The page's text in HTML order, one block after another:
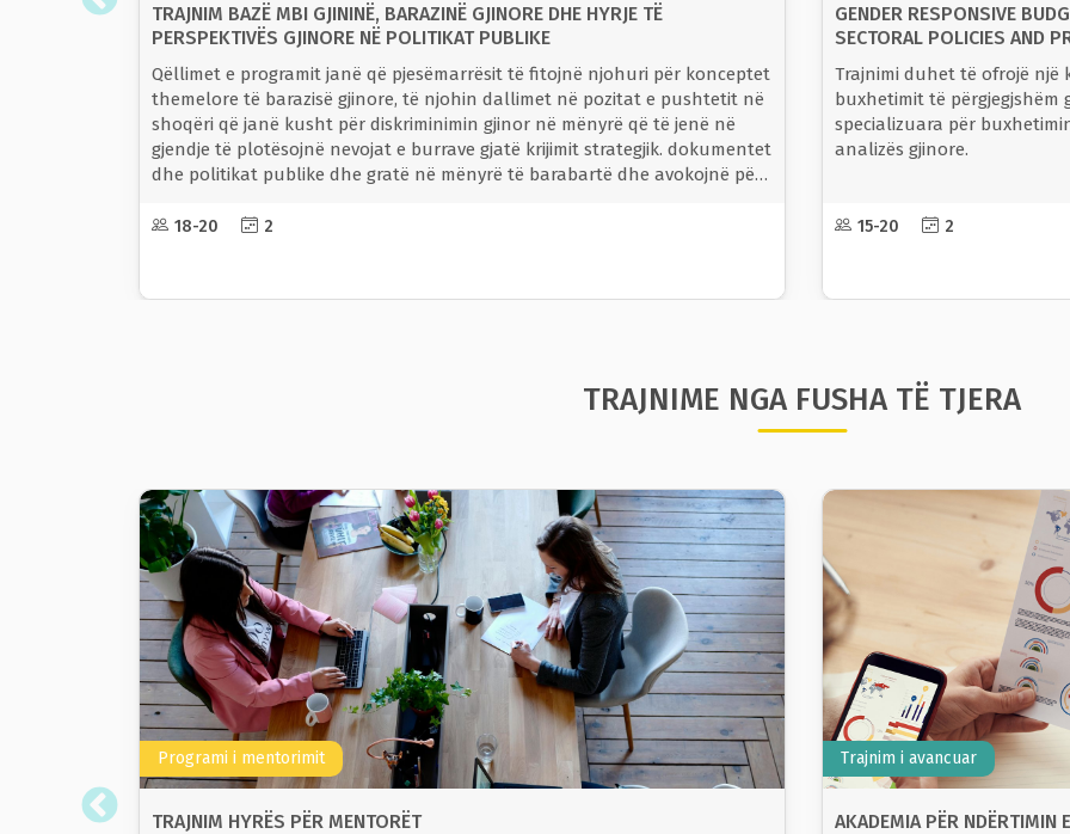
TRAJNIM BAZË MBI GJININË, BARAZINË GJINORE DHE HYRJE TË
PERSPEKTIVËS GJINORE NË POLITIKAT PUBLIKE
Qëllimet e programit janë që pjesëmarrësit të fitojnë njohuri për konceptet
themelore të barazisë gjinore, të njohin dallimet në pozitat e pushtetit në
shoqëri që janë kusht për diskriminimin gjinor në mënyrë që të jenë në
gjendje të plotësojnë nevojat e burrave gjatë krijimit strategjik. dokumentet
dhe politikat publike dhe gratë në mënyrë të barabartë dhe avokojnë për
18-20 2
GENDER RESPONSIVE
SECTORAL POLICIES AND
Trajnimi duhet të ofrojë një
buxhetimit të përgjegjshëm
specializuara për
analizës gjinore.
15-20 2
TRAJNIME NGA FUSHA TË TJERA
Programi i mentorimit
TRAJNIM HYRËS PËR MENTORËT
Trajnim i avancuar
AKADEMIA PËR NDËRTIMIN